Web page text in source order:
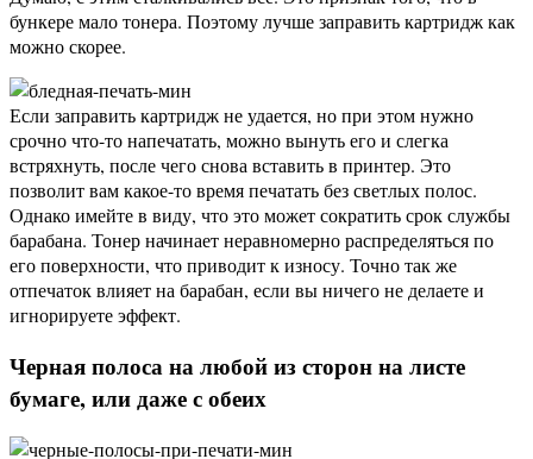
бункере мало тонера. Поэтому лучше заправить картридж как
можно скорее.
Если заправить картридж не удается, но при этом нужно
срочно что-то напечатать, можно вынуть его и слегка
встряхнуть, после чего снова вставить в принтер. Это
позволит вам какое-то время печатать без светлых полос.
Однако имейте в виду, что это может сократить срок службы
барабана. Тонер начинает неравномерно распределяться по
его поверхности, что приводит к износу. Точно так же
отпечаток влияет на барабан, если вы ничего не делаете и
игнорируете эффект.
Черная полоса на любой из сторон на листе
бумаге, или даже с обеих